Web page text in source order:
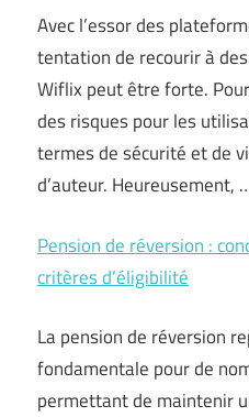
Avec l’essor des
tentation de recourir à
Wiflix peut être forte.
des risques pour les
termes de sécurité et de
d’auteur. Heureusement,
Pension de réversion :
critères d’éligibilité
La pension de réversion
fondamentale pour de
permettant de maintenir